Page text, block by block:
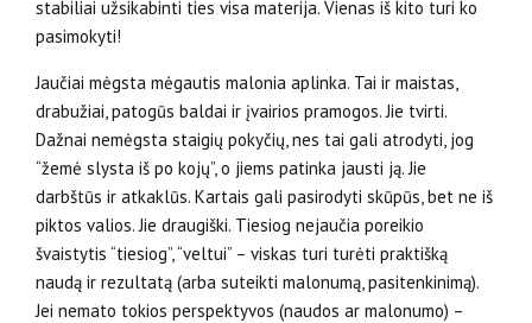
stabiliai užsikabinti ties visa materija. Vienas iš kito turi ko
pasimokyti!
Jaučiai mėgsta mėgautis malonia aplinka. Tai ir maistas,
drabužiai, patogūs baldai ir įvairios pramogos. Jie tvirti.
Dažnai nemėgsta staigių pokyčių, nes tai gali atrodyti, jog
“žemė slysta iš po kojų”, o jiems patinka jausti ją. Jie
darbštūs ir atkaklūs. Kartais gali pasirodyti skūpūs, bet ne iš
piktos valios. Jie draugiški. Tiesiog nejaučia poreikio
švaistytis “tiesiog”, “veltui” – viskas turi turėti praktišką
naudą ir rezultatą (arba suteikti malonumą, pasitenkinimą).
Jei nemato tokios perspektyvos (naudos ar malonumo) –